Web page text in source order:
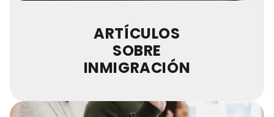
ARTÍCULOS
SOBRE
INMIGRACIÓN